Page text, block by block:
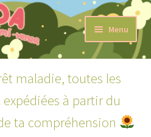
Menu
le
menu
Ouvrir
maladie, toutes les
à partir du
ta compréhension